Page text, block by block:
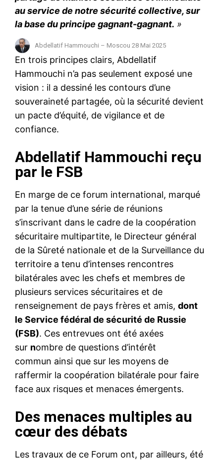
au service de notre sécurité collective, sur
la base du principe gagnant-gagnant. »
Abdellatif Hammouchi – Moscou 28 Mai 2025
En trois principes clairs, Abdellatif
Hammouchi n’a pas seulement exposé une
vision : il a dessiné les contours d’une
souveraineté partagée, où la sécurité devient
un pacte d’équité, de vigilance et de
confiance.
Abdellatif Hammouchi reçu
par le FSB
En marge de ce forum international, marqué
par la tenue d’une série de réunions
s’inscrivant dans le cadre de la coopération
sécuritaire multipartite, le Directeur général
de la Sûreté nationale et de la Surveillance du
territoire a tenu d’intenses rencontres
bilatérales avec les chefs et membres de
plusieurs services sécuritaires et de
renseignement de pays frères et amis, dont
le Service fédéral de sécurité de Russie
(FSB). Ces entrevues ont été axées
sur nombre de questions d’intérêt
commun ainsi que sur les moyens de
raffermir la coopération bilatérale pour faire
face aux risques et menaces émergents.
Des menaces multiples au
cœur des débats
Les travaux de ce Forum ont, par ailleurs, été